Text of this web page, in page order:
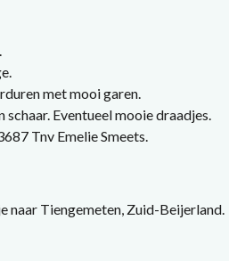
met mooi garen.
Eventueel mooie draadjes.
Tnv Emelie Smeets.
naar Tiengemeten, Zuid-Beijerland.